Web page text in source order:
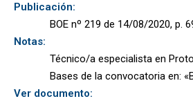
Publicación:
BOE nº 219 de 14/08/2020, p.
Notas:
Técnico/a especialista en
Bases de la convocatoria en:
Ver documento: